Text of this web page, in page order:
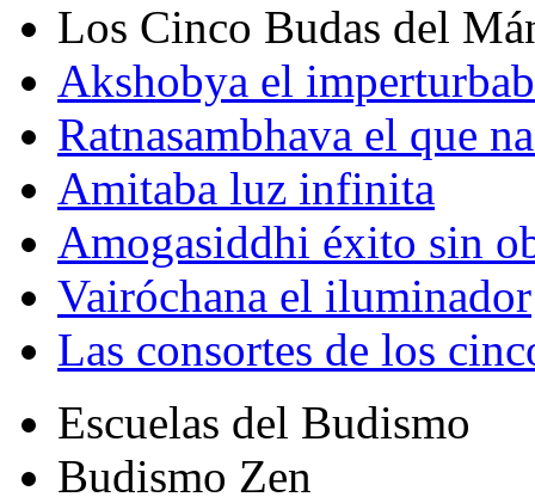
Los Cinco Budas del
Akshobya el
Ratnasambhava el que
Amitaba luz infinita
Amogasiddhi éxito sin
Vairóchana el iluminador
Las consortes de los
Escuelas del Budismo
Budismo Zen